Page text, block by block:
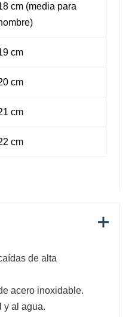
cm (media para
cm
cm
cm
cm
de alta
acero inoxidable.
y al agua.